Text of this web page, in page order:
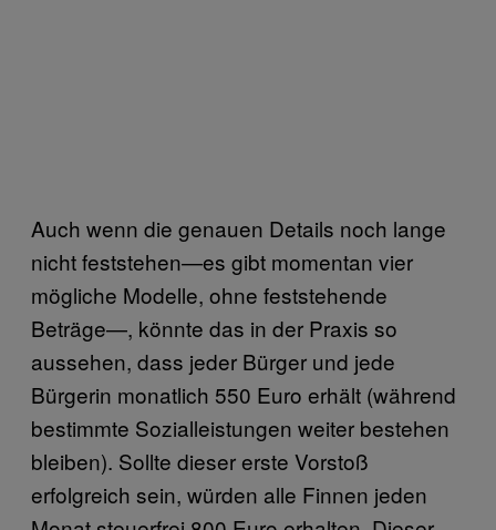
Auch wenn die genauen Details noch lange
nicht feststehen—es gibt momentan vier
mögliche Modelle, ohne feststehende
Beträge—, könnte das in der Praxis so
aussehen, dass jeder Bürger und jede
Bürgerin monatlich 550 Euro erhält (während
bestimmte Sozialleistungen weiter bestehen
bleiben). Sollte dieser erste Vorstoß
erfolgreich sein, würden alle Finnen jeden